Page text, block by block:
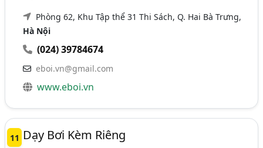
Phòng 62, Khu Tập thể 31 Thi Sách, Q. Hai Bà Trưng,
Hà Nội
(024) 39784674
eboi.vn@gmail.com
www.eboi.vn
11 Dạy Bơi Kèm Riêng